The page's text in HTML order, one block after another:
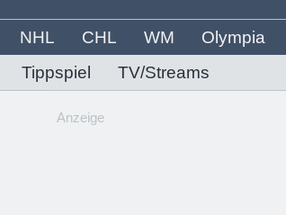
NHL CHL WM
Olympia
Tippspiel TV/Streams
Anzeige